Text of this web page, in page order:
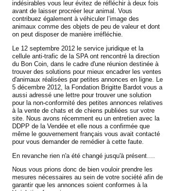
indésirables vous leur évitez de réfléchir à deux fois
avant de laisser procréer leur animal. Vous
contribuez également à véhiculer l’image des
animaux comme des objets de peu de valeur et dont
on peut disposer de manière irréfléchie.
Le 12 septembre 2012 le service juridique et la
cellule anti-trafic de la SPA ont rencontré la direction
du Bon Coin, dans le cadre d'une réunion destinée à
trouver des solutions pour mieux encadrer les ventes
d'animaux réalisées par petites annonces en ligne. Le
5 décembre 2012, la Fondation Brigitte Bardot vous a
aussi adressé une lettre pour trouver une solution
pour la non-conformité des petites annonces relatives
à la vente de chats et de chiens publiées sur votre
site. Nous avons récemment eu un entretien avec la
DDPP de la Vendée et elle nous a confirmée que
même le gouvernement français vous avait contacté
pour vous demander de remédier à cette faute.
En revanche rien n'a été changé jusqu'à présent….
Nous vous prions donc de bien vouloir prendre les
mesures nécessaires au sein de votre société afin de
garantir que les annonces soient conformes à la